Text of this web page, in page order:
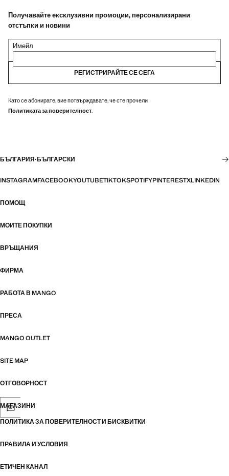
Получавайте ексклузивни промоции, персонализирани
отстъпки и новини
Имейл
РЕГИСТРИРАЙТЕ СЕ СЕГА
Като се абонирате, вие потвърждавате, че сте прочели
Политиката за поверителност.
БЪЛГАРИЯ·БЪЛГАРСКИ
INSTAGRAMFACEBOOKYOUTUBETIKTOKSPOTIFYPINTERESTXLINKEDIN
ПОМОЩ
МОИТЕ ПОКУПКИ
ВРЪЩАНИЯ
ФИРМА
РАБОТА В MANGO
ПРЕСА
MANGO OUTLET
SITE MAP
ОТГОВОРНОСТ
МАГАЗИНИ
ПОЛИТИКА ЗА ПОВЕРИТЕЛНОСТ И БИСКВИТКИ
ПРАВИЛА И УСЛОВИЯ
ЕТИЧЕН КАНАЛ